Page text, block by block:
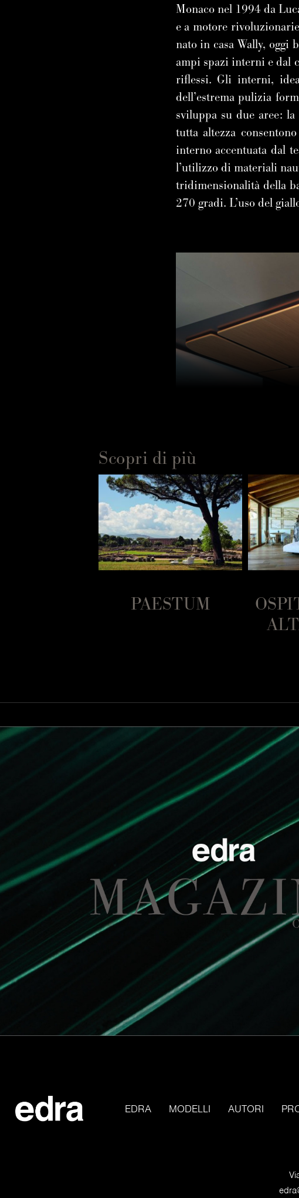
Monaco nel 1994 da
e a motore
nato in casa Wally,
ampi spazi interni e dal
riflessi. Gli interni,
dell’estrema pulizia
sviluppa su due aree:
tutta altezza
interno accentuata dal
l’utilizzo di materiali
tridimensionalità della
270 gradi. L’uso del
Punto focale del living
nell’ambiente dando
un’esperienza di
convenzionale nella
bordo del Wally B,
Grazie alle
visione dello spazio
pranzo.
Scopri di più
PAESTUM
EDRA MODELLI AUTORI